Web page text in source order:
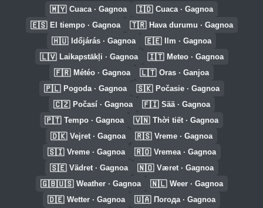
🇲🇾 Cuaca · Gagnoa 🇮🇩 Cuaca · Gagnoa
🇪🇸 El tiempo · Gagnoa 🇹🇷 Hava durumu · Gagnoa
🇭🇺 Időjárás · Gagnoa 🇪🇪 Ilm · Gagnoa
🇱🇻 Laikapstākļi · Gagnoa 🇮🇹 Meteo · Gagnoa
🇫🇷 Météo · Gagnoa 🇱🇹 Oras · Ganjoa
🇵🇱 Pogoda · Gagnoa 🇸🇰 Počasie · Gagnoa
🇨🇿 Počasí · Gagnoa 🇫🇮 Sää · Gagnoa
🇵🇹 Tempo · Gagnoa 🇻🇳 Thời tiết · Gagnoa
🇩🇰 Vejret · Gagnoa 🇷🇸 Vreme · Gagnoa
🇸🇮 Vreme · Gagnoa 🇷🇴 Vremea · Gagnoa
🇸🇪 Vädret · Gagnoa 🇳🇴 Været · Gagnoa
🇬🇧🇺🇸 Weather · Gagnoa 🇳🇱 Weer · Gagnoa
🇩🇪 Wetter · Gagnoa 🇺🇦 Погода · Gagnoa